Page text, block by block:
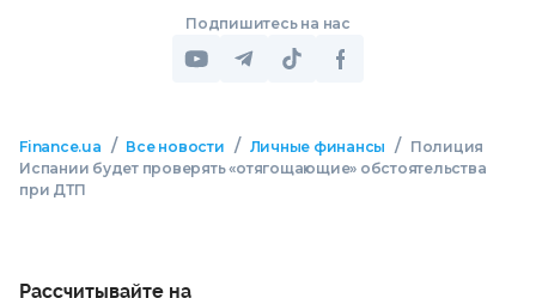
Подпишитесь на нас
Finance.ua / Все новости / Личные финансы /
Полиция
Испании будет проверять «отягощающие» обстоятельства
при ДТП
Рассчитывайте на